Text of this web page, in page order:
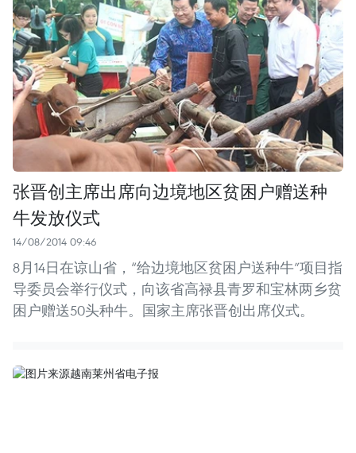
张晋创主席出席向边境地区贫困户赠送种
牛发放仪式
14/08/2014 09:46
8月14日在谅山省，“给边境地区贫困户送种牛”项目指
导委员会举行仪式，向该省高禄县青罗和宝林两乡贫
困户赠送50头种牛。国家主席张晋创出席仪式。